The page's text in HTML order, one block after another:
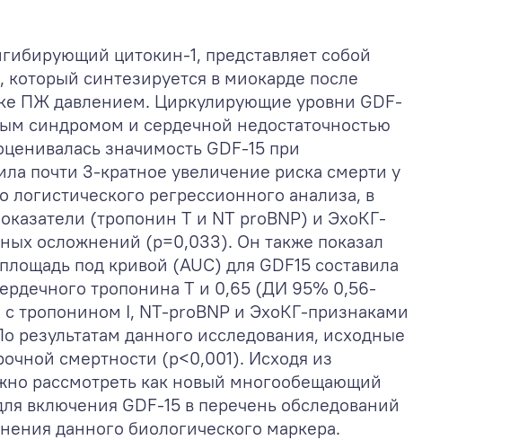
цитокин-1, представляет собой
синтезируется в миокарде после
ПЖ давлением. Циркулирующие уровни GDF-
синдромом и сердечной недостаточностью
значимость GDF-15 при
почти 3-кратное увеличение риска смерти у
регрессионного анализа, в
(тропонин T и NT proBNP) и ЭхоКГ-
осложнений (р=0,033). Он также показал
под кривой (AUC) для GDF15 составила
тропонина T и 0,65 (ДИ 95% 0,56-
с тропонином I, NT-proBNP и ЭхоКГ-признаками
результатам данного исследования, исходные
смертности (р<0,001). Исходя из
рассмотреть как новый многообещающий
включения GDF-15 в перечень обследований
данного биологического маркера.